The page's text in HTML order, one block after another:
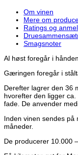
Om vinen
Mere om
Ratings og
Smagsnoter
Al høst foregår i hånden.
Gæringen foregår i
Derefter lagrer den 36
hvorefter den ligger
fade. De anvender
Inden vinen sendes
måneder.
De producerer 10.000